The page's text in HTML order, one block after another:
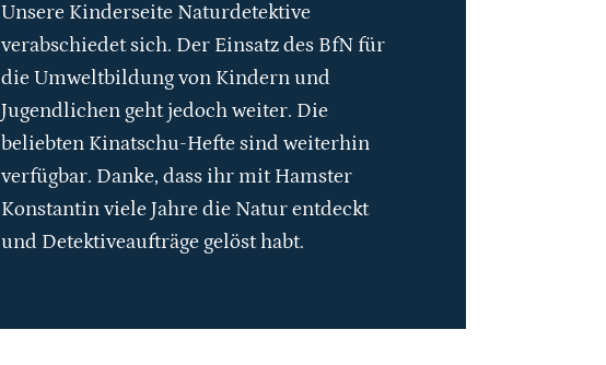
Unsere Kinderseite Naturdetektive
verabschiedet sich. Der Einsatz des BfN für
die Umweltbildung von Kindern und
Jugendlichen geht jedoch weiter. Die
beliebten Kinatschu-Hefte sind weiterhin
verfügbar. Danke, dass ihr mit Hamster
Konstantin viele Jahre die Natur entdeckt
und Detektiveaufträge gelöst habt.